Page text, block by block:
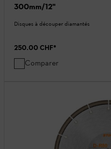
300mm/12"
Disques à découper diamantés
250.00 CHF*
Comparer